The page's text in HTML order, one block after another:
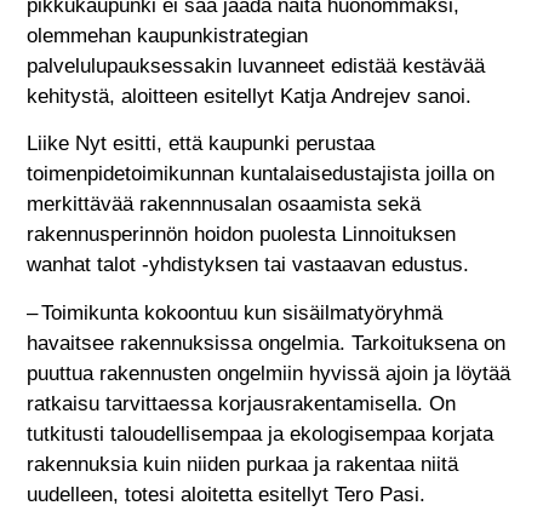
pikkukaupunki ei saa jäädä näitä huonommaksi,
olemmehan kaupunkistrategian
palvelulupauksessakin luvanneet edistää kestävää
kehitystä, aloitteen esitellyt Katja Andrejev sanoi.
Liike Nyt esitti, että kaupunki perustaa
toimenpidetoimikunnan kuntalaisedustajista joilla on
merkittävää rakennnusalan osaamista sekä
rakennusperinnön hoidon puolesta Linnoituksen
wanhat talot -yhdistyksen tai vastaavan edustus.
– Toimikunta kokoontuu kun sisäilmatyöryhmä
havaitsee rakennuksissa ongelmia. Tarkoituksena on
puuttua rakennusten ongelmiin hyvissä ajoin ja löytää
ratkaisu tarvittaessa korjausrakentamisella. On
tutkitusti taloudellisempaa ja ekologisempaa korjata
rakennuksia kuin niiden purkaa ja rakentaa niitä
uudelleen, totesi aloitetta esitellyt Tero Pasi.